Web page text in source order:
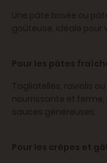
Une pâte brisée ou
goûteuse, idéale pour
Pour les pâtes
Tagliatelles, raviolis
nourrissante et
sauces généreuses.
Pour les crêpes et